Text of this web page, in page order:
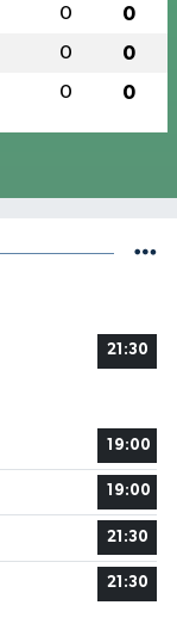
0 0
0 0
0 0
21:30
19:00
19:00
21:30
21:30